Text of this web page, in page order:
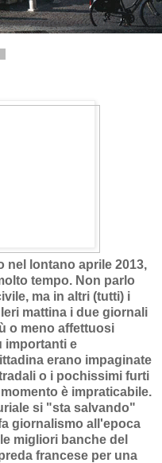
nel lontano aprile 2013,
tempo. Non parlo
ma in altri (tutti) i
mattina i due giornali
o meno affettuosi
importanti e
erano impaginate
o i pochissimi furti
è impraticabile.
si "sta salvando"
giornalismo all'epoca
migliori banche del
francese per una